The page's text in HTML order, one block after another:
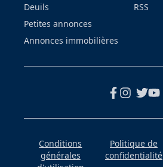
Deuils
Petites annonces
Annonces immobilières
RSS
Conditions
générales
Politique de
confidentialité